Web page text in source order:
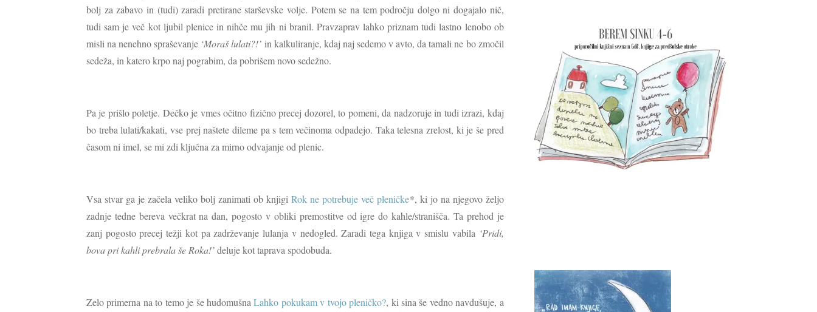
bolj za zabavo in (tudi) zaradi pretirane starševske volje. Potem se na tem področju dolgo ni dogajalo nič,
tudi sam je več kot ljubil plenice in nihče mu jih ni branil. Pravzaprav lahko priznam tudi lastno lenobo ob
misli na nenehno spraševanje ‘Moraš lulati?!’ in kalkuliranje, kdaj naj sedemo v avto, da tamali ne bo zmočil
sedeža, in katero krpo naj pograbim, da pobrišem novo sedežno.
Pa je prišlo poletje. Dečko je vmes očitno fizično precej dozorel, to pomeni, da nadzoruje in tudi izrazi, kdaj
bo treba lulati/kakati, vse prej naštete dileme pa s tem večinoma odpadejo. Taka telesna zrelost, ki je še pred
časom ni imel, se mi zdi ključna za mirno odvajanje od plenic.
Vsa stvar ga je začela veliko bolj zanimati ob knjigiRok ne potrebuje več pleničke*, ki jo na njegovo željo
zadnje tedne bereva večkrat na dan, pogosto v obliki premostitve od igre do kahle/stranišča. Ta prehod je
zanj pogosto precej težji kot pa zadrževanje lulanja v nedogled. Zaradi tega knjiga v smislu vabila ‘Pridi,
bova pri kahli prebrala še Roka!’deluje kot taprava spodobuda.
Zelo primerna na to temo je še hudomušnaLahko pokukam v tvojo pleničko?, ki sina še vedno navdušuje, a